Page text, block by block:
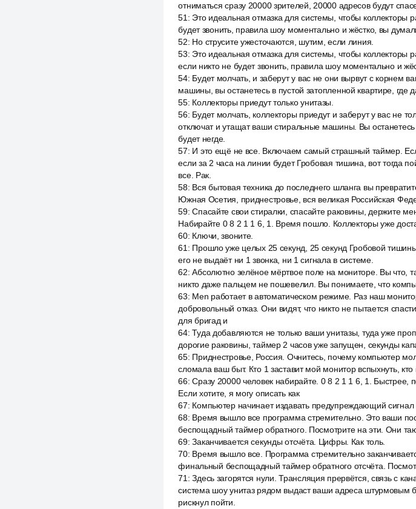
отниматься сразу 20000 зрителей, 20000 адресов будут
51 : Это идеальная отмазка для системы, чтобы коллекторы
будет звонить, правила шоу моментально и жёстко, вы
52: Но струсите ужесточаются, шутим, если линия.
53: Это идеальная отмазка для системы, чтобы коллекторы
если никто не будет звонить, правила шоу моментально и
54: Будет молчать, и заберут у вас не они вырвут с корнем
машины, вы останетесь в пустой затопленной квартире, где
55: Коллекторы приедут только унитазы.
56: Будет молчать, коллекторы приедут и заберут у вас не
отключат и утащат ваши стиральные машины. Вы
будет негде.
57: И это ещё не все. Включаем самый страшный таймер.
если за 2 часа на линии будет Гробовая тишина, вот тогда
все. Рак.
58: Вся бытовая техника до последнего шланга вы
Южная Осетия, приднестровье, вся великая Российская
59:Спасайте свои стиралки, спасайте раковины, держите
Набирайте 0 8 2 1 1 6, 1. Время пошло. Коллекторы уже
60: Ключи, звоните.
61 : Прошло уже целых 25 секунд, 25 секунд Гробовой
его не выдаёт ни 1 звонка, ни 1 сигнала в системе.
62:Абсолютно зелёное мёртвое поле на мониторе. Вы что,
никто даже пальцем не пошевелил. Вы понимаете, что
63: Men работает в автоматическом режиме. Раз наш
добровольный отказ. Они видят, что никто не пытается
для бригад и
64:Туда добавляются не только ваши унитазы, туда уже
дорогие раковины, таймер 2 часов уже запущен, секунды
65: Приднестровье, Россия. Очнитесь, почему компьютер
сломала ваш быт. Кто 1 заставит мой монитор вспыхнуть,
66:Сразу 20000 человек набирайте. 0 8 2 1 1 6, 1. Быстрее,
Если хотите, я могу описать как
67: Компьютер начинает издавать предупреждающий сигнал
68: Время вышло все программа стремительно. Это ваши
беспощадный таймер обратного. Посмотрите на эти. Они
69:Заканчивается секунды отсчёта. Цифры. Как толь.
70: Время вышло все. Программа стремительно
финальный беспощадный таймер обратного отсчёта.
71 :Здесь загорятся нули. Трансляция прервётся, связь с
система шоу унитаз рядом выдаст ваши адреса штурмовым
рискнул пойти.